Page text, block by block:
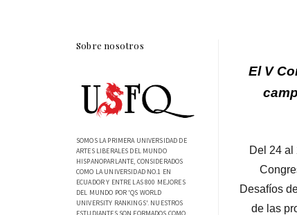
El V
Del 24 al
Desafíos
de las
Sobre nosotros
SOMOS LA PRIMERA UNIVERSIDAD DE
ARTES LIBERALES DEL MUNDO
HISPANOPARLANTE, CONSIDERADOS
COMO LA UNIVERSIDAD NO.1 EN
ECUADOR Y ENTRE LAS 800 MEJORES
DEL MUNDO POR 'QS WORLD
UNIVERSITY RANKINGS'. NUESTROS